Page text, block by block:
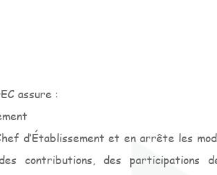
assure :
d’Établissement et en arrête les
contributions, des